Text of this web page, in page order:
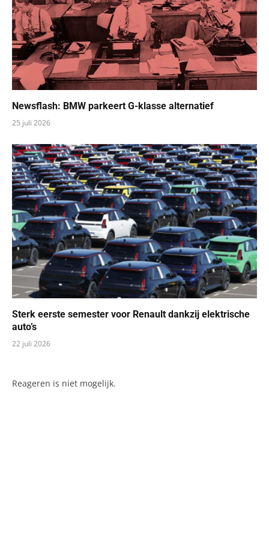
Newsflash: BMW parkeert G-klasse alternatief
25 juli 2026
Sterk eerste semester voor Renault dankzij elektrische
auto’s
22 juli 2026
Reageren is niet mogelijk.